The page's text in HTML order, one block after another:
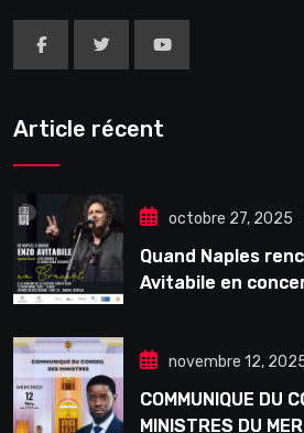
Article récent
octobre 27, 2025
Quand Naples
Avitabile en
novembre 12,
COMMUNIQUE DU
MINISTRES DU